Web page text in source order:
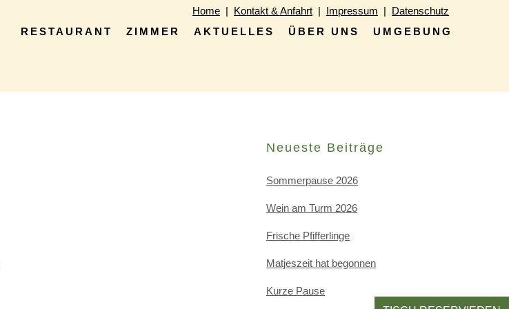
Home | Kontakt & Anfahrt | Impressum | Datenschutz
RESTAURANT
ZIMMER AKTUELLES ÜBER UNS UMGEBUNG
Neueste Beiträge
Sommerpause 2026
Wein am Turm 2026
Frische Pfifferlinge
Matjeszeit hat begonnen
Kurze Pause